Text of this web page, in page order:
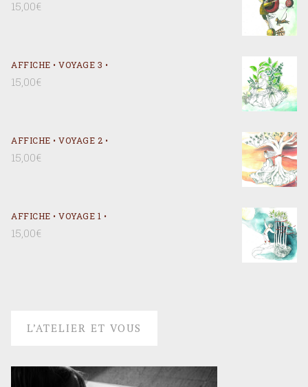
15,00€
AFFICHE • VOYAGE 3 •
15,00€
AFFICHE • VOYAGE 2 •
15,00€
AFFICHE • VOYAGE 1 •
15,00€
L’ATELIER ET VOUS